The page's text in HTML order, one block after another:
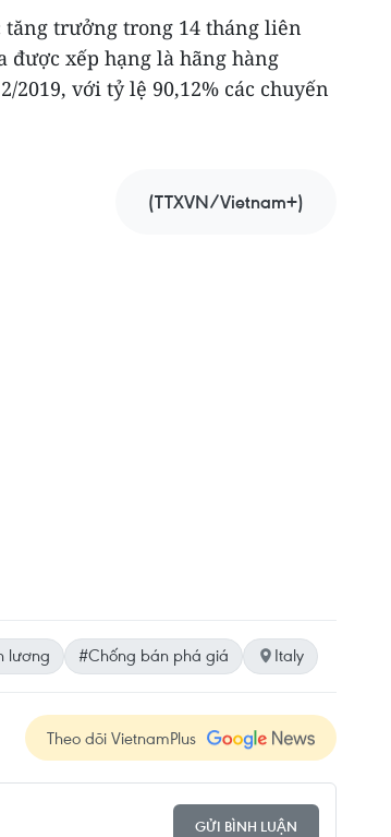
trưởng trong 14 tháng liên
xếp hạng là hãng hàng
với tỷ lệ 90,12% các chuyến
(TTXVN/Vietnam+)
lương #Chống bán phá giá Italy
Theo dõi VietnamPlus
GỬI BÌNH LUẬN